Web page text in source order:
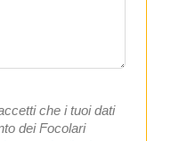
che i tuoi dati
dei Focolari